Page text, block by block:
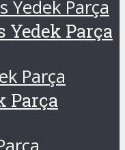
Yedek Parça
Parça